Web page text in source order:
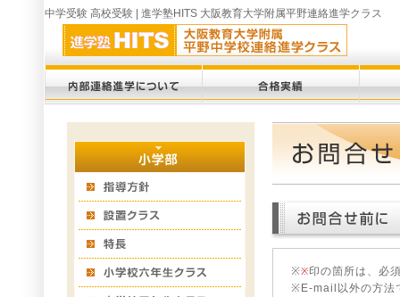
中学受験 高校受験 | 進学塾HITS 大阪教育大学附属平野連絡進学クラス
※※印の箇所は、必
※E-mail以外の方法